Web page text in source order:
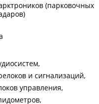
(парковочных
и сигнализаций
управления